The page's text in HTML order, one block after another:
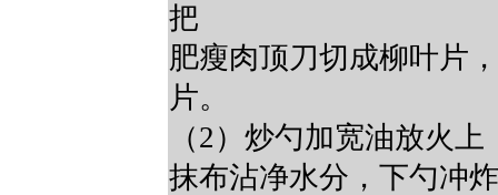
把
肥瘦肉顶刀切成柳叶片
片。
（2）炒勺加宽油放火
抹布沾净水分，下勺冲